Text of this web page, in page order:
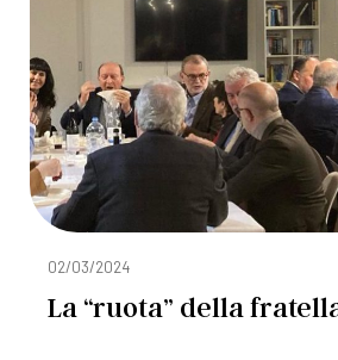
02/03/2024
La “ruota” della